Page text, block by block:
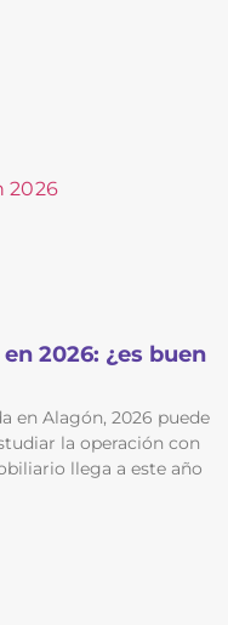
2026: ¿es buen
en Alagón, 2026 puede
la operación con
llega a este año